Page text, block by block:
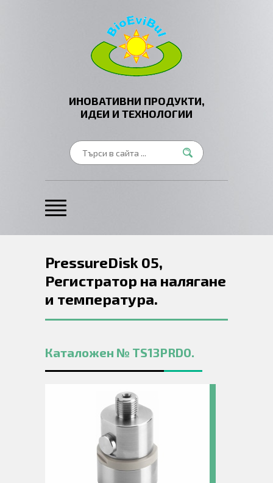
ИНОВАТИВНИ ПРОДУКТИ,
ИДЕИ И ТЕХНОЛОГИИ
PressureDisk 05,
Регистратор на налягане
и температура.
Каталожен № TS13PRD0.